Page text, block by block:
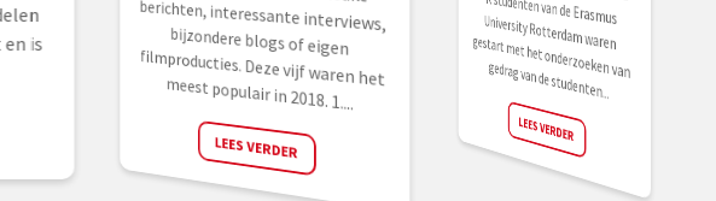
is
meest populair in 2018. 1....
LEES VERDER
gedrag van de studenten...
LEES VERDER